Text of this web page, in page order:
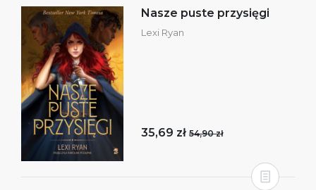
Nasze puste przysięgi
Lexi Ryan
35,69 zł 54,90 zł